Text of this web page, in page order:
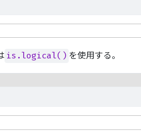
is.logical() を使用する。